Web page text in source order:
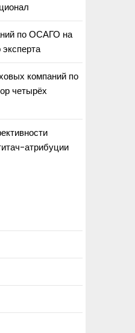
по ОСАГО на
компаний по
четырёх
атрибуции